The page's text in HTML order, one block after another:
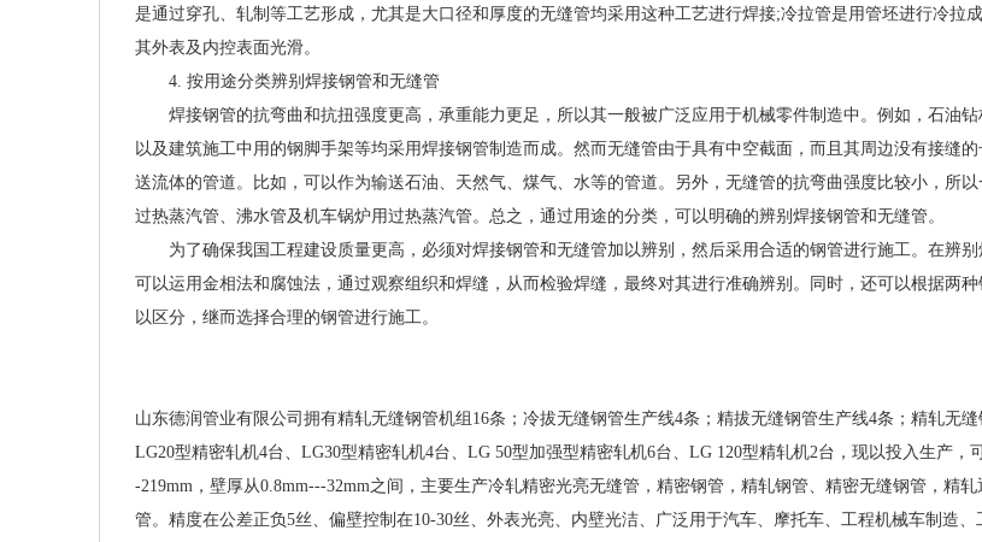
是通过穿孔、轧制等工艺形成，尤其是大口径和厚度的无缝管均采用这种工艺进行焊接;冷拉管是用管坯进行冷拉
其外表及内控表面光滑。
4. 按用途分类辨别焊接钢管和无缝管
焊接钢管的抗弯曲和抗扭强度更高，承重能力更足，所以其一般被广泛应用于机械零件制造中。例如，石油钻
以及建筑施工中用的钢脚手架等均采用焊接钢管制造而成。然而无缝管由于具有中空截面，而且其周边没有接缝
送流体的管道。比如，可以作为输送石油、天然气、煤气、水等的管道。另外，无缝管的抗弯曲强度比较小，所
过热蒸汽管、沸水管及机车锅炉用过热蒸汽管。总之，通过用途的分类，可以明确的辨别焊接钢管和无缝管。
为了确保我国工程建设质量更高，必须对焊接钢管和无缝管加以辨别，然后采用合适的钢管进行施工。在辨别
可以运用金相法和腐蚀法，通过观察组织和焊缝，从而检验焊缝，最终对其进行准确辨别。同时，还可以根据两
以区分，继而选择合理的钢管进行施工。
山东德润管业有限公司拥有精轧无缝钢管机组16条；冷拔无缝钢管生产线4条；精拔无缝钢管生产线4条；精轧无
LG20型精密轧机4台、LG30型精密轧机4台、LG 50型加强型精密轧机6台、LG 120型精轧机2台，现以投入生产，
-219mm，壁厚从0.8mm---32mm之间，主要生产冷轧精密光亮无缝管，精密钢管，精轧钢管、精密无缝钢管，精
管。精度在公差正负5丝、偏壁控制在10-30丝、外表光亮、内壁光洁、广泛用于汽车、摩托车、工程机械车制造、